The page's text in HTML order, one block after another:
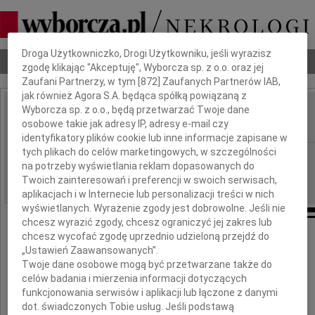
Nekrologi Odeszli Poradnik pogrzebowy
IMIĘ I NAZWISKO: Henryk Ryszewski
REGION: Warszawa
DATA EMISJI: 27.10.2025
W dniu 17 października 2025 roku
zmarł przeżywszy 75 lat
Dbamy o Twoją prywatność
Droga Użytkowniczko, Drogi Użytkowniku, jeśli wyrazisz
zgodę klikając "Akceptuję", Wyborcza sp. z o.o. oraz jej
Zaufani Partnerzy, w tym [872 ] Zaufanych Partnerów IAB,
jak również Agora S.A. będąca spółką powiązaną z
Wyborcza sp. z o.o., będą przetwarzać Twoje dane
osobowe takie jak adresy IP, adresy e-mail czy
identyfikatory plików cookie lub inne informacje zapisane w
tych plikach do celów marketingowych, w szczególności
na potrzeby wyświetlania reklam dopasowanych do
Twoich zainteresowań i preferencji w swoich serwisach,
aplikacjach i w Internecie lub personalizacji treści w nich
wyświetlanych. Wyrażenie zgody jest dobrowolne. Jeśli nie
chcesz wyrazić zgody, chcesz ograniczyć jej zakres lub
chcesz wycofać zgodę uprzednio udzieloną przejdź do
„Ustawień Zaawansowanych”.
Twoje dane osobowe mogą być przetwarzane także do
celów badania i mierzenia informacji dotyczących
funkcjonowania serwisów i aplikacji lub łączone z danymi
dot. świadczonych Tobie usług. Jeśli podstawą